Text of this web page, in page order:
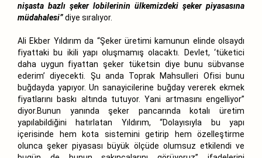
nişasta bazlı şeker lobilerinin ülkemizdeki şeker piyasasına
müdahalesi”diye sıralıyor.
Ali Ekber Yıldırım da “Şeker üretimi kamunun elinde olsaydı
fiyattaki bu ikili yapı oluşmamış olacaktı. Devlet, ‘tüketici
daha uygun fiyattan şeker tüketsin diye bunu sübvanse
ederim’ diyecekti. Şu anda Toprak Mahsulleri Ofisi bunu
buğdayda yapıyor. Un sanayicilerine buğday vererek ekmek
fiyatlarını baskı altında tutuyor. Yani artmasını engelliyor”
diyor.Bunun yanında şeker pancarında kotalı üretim
yapılabildiğini hatırlatan Yıldırım, “Dolayısıyla bu yapı
içerisinde hem kota sistemini getirip hem özelleştirme
olunca şeker piyasası büyük ölçüde olumsuz etkilendi ve